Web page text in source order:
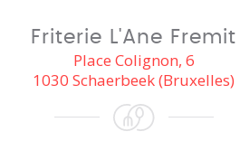
Friterie L'Ane Fremit
Place Colignon, 6
1030 Schaerbeek (Bruxelles)